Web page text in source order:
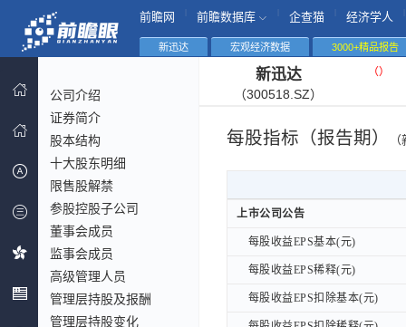
前瞻网 前瞻数据库 企查猫 经济学人
新迅达 宏观经济数据 3000+精品报告
公司介绍
证券简介
股本结构
十大股东明细
限售股解禁
参股控股子公司
董事会成员
监事会成员
高级管理人员
管理层持股及报酬
管理层持股变化
新迅达
（300518.SZ）
（）
每股指标（报告期）
上市公司公告
每股收益EPS基本(元)
每股收益EPS稀释(元)
每股收益EPS扣除基本(元)
上市公司公告
每股收益EPS基本(元)
每股收益EPS稀释(元)
每股收益EPS扣除基本(元)